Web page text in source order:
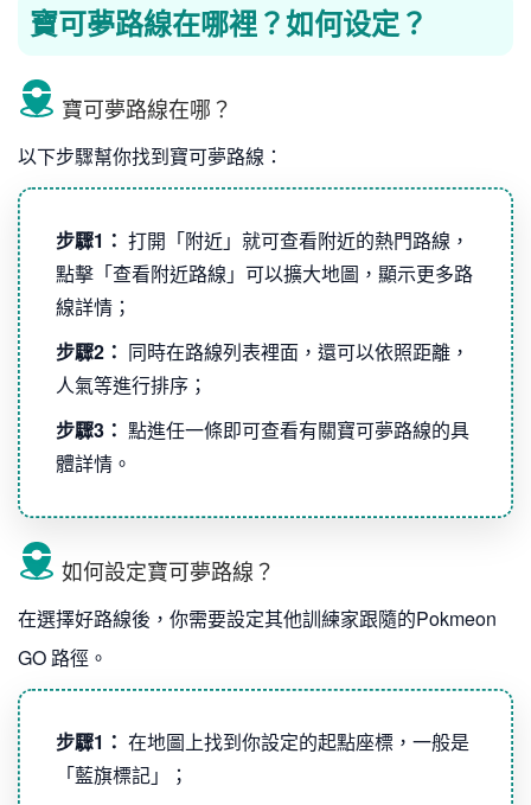
寶可夢路線在哪裡？如何设定？
寶可夢路線在哪？
以下步驟幫你找到寶可夢路線：
步驟1： 打開「附近」就可查看附近的熱門路線，
點擊「查看附近路線」可以擴大地圖，顯示更多路
線詳情；
步驟2： 同時在路線列表裡面，還可以依照距離，
人氣等進行排序；
步驟3： 點進任一條即可查看有關寶可夢路線的具
體詳情。
如何設定寶可夢路線？
在選擇好路線後，你需要設定其他訓練家跟隨的Pokmeon
GO 路徑。
步驟1： 在地圖上找到你設定的起點座標，一般是
「藍旗標記」；